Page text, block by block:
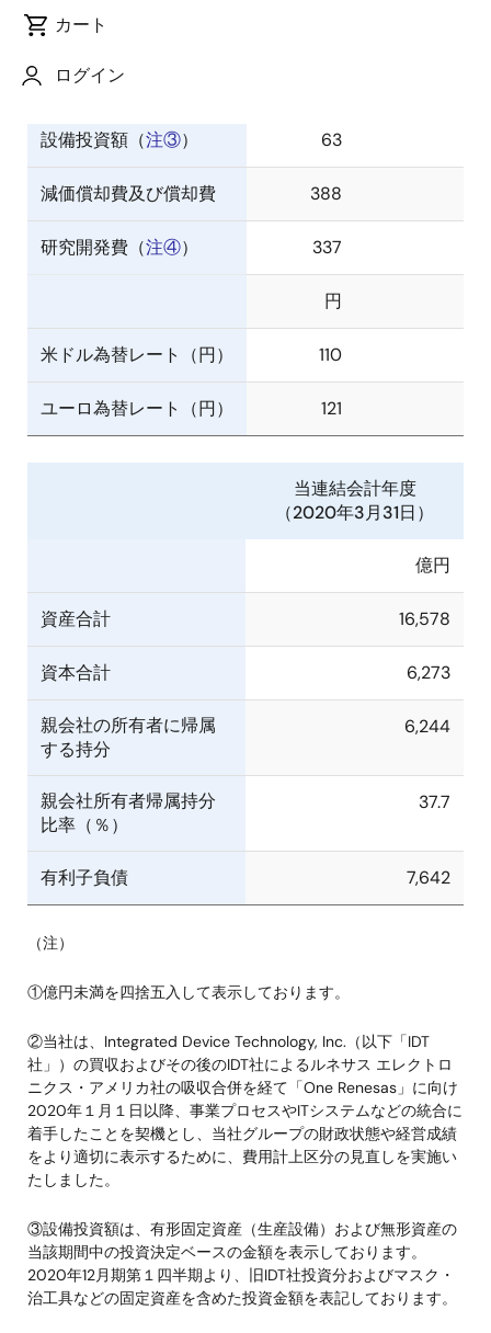
カート
ログイン
親会社の所有者に帰属す
る当期利益
設備投資額（注③） 63
減価償却費及び償却費 388
研究開発費（注④） 337
円
米ドル為替レート（円） 110
ユーロ為替レート（円） 121
当連結会計年度
（2020年3月31日）
億円
資産合計 16,578
資本合計 6,273
親会社の所有者に帰属
する持分
6,244
親会社所有者帰属持分
比率（％）
37.7
有利子負債 7,642
（注）
①億円未満を四捨五入して表示しております。
②当社は、Integrated Device Technology, Inc.（以下「IDT
社」）の買収およびその後のIDT社によるルネサス エレクトロ
ニクス・アメリカ社の吸収合併を経て「One Renesas」に向け
2020年１月１日以降、事業プロセスやITシステムなどの統合に
着手したことを契機とし、当社グループの財政状態や経営成績
をより適切に表示するために、費用計上区分の見直しを実施い
たしました。
③設備投資額は、有形固定資産（生産設備）および無形資産の
当該期間中の投資決定ベースの金額を表示しております。
2020年12月期第１四半期より、旧IDT社投資分およびマスク・
治工具などの固定資産を含めた投資金額を表記しております。